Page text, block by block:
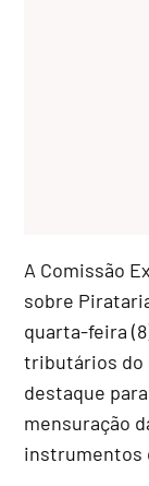
A Comissão
sobre
quarta-feira
tributários do
destaque
mensuração
instrumentos